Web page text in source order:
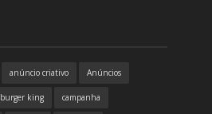
anúncio criativo Anúncios
burger king campanha